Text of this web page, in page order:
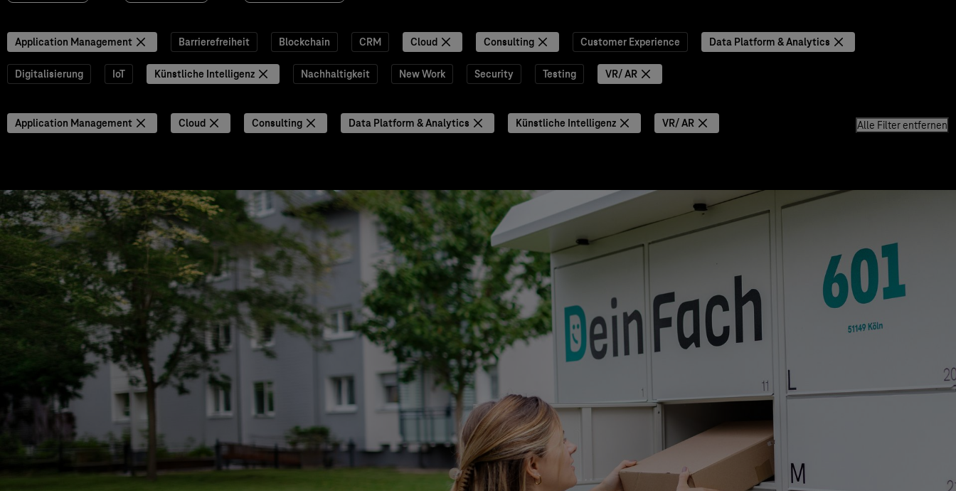
Application Management Barrierefreiheit Blockchain CRM Cloud Consulting Customer Experience Data Platform & Analytics
Digitalisierung IoT Künstliche Intelligenz Nachhaltigkeit New Work Security Testing VR/ AR
Application Management Cloud Consulting Data Platform & Analytics Künstliche Intelligenz VR/ AR Alle Filter entfernen